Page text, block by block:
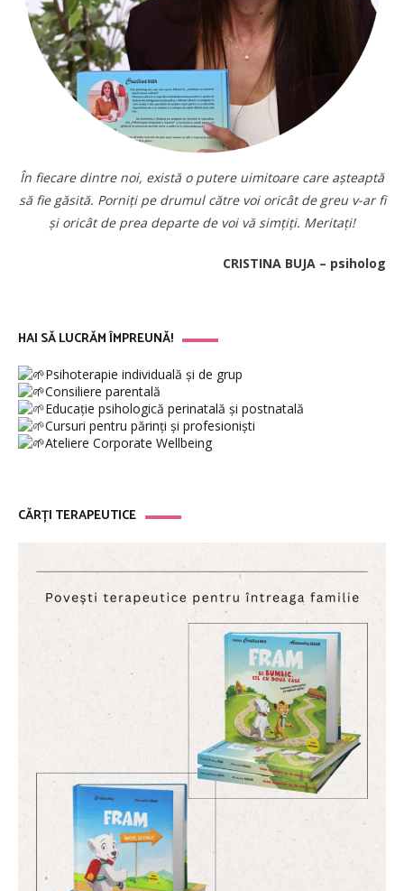
În fiecare dintre noi, există o putere uimitoare care așteaptă
să fie găsită. Porniți pe drumul către voi oricât de greu v-ar fi
și oricât de prea departe de voi vă simțiți. Meritați!
CRISTINA BUJA – psiholog
HAI SĂ LUCRĂM ÎMPREUNĂ!
Psihoterapie individuală și de grup
Consiliere parentală
Educație psihologică perinatală și postnatală
Cursuri pentru părinți și profesioniști
Ateliere Corporate Wellbeing
CĂRȚI TERAPEUTICE